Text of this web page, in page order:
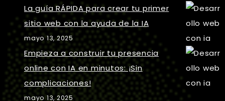
La guía RÁPIDA para crear tu primer
sitio web con la ayuda de la IA
mayo 13, 2025
Empieza a construir tu presencia
online con IA en minutos: ¡Sin
complicaciones!
mayo 13, 2025